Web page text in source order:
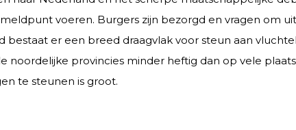
voeren. Burgers zijn bezorgd en vragen om
bestaat er een breed draagvlak voor steun aan
noordelijke provincies minder heftig dan op vele
te steunen is groot.